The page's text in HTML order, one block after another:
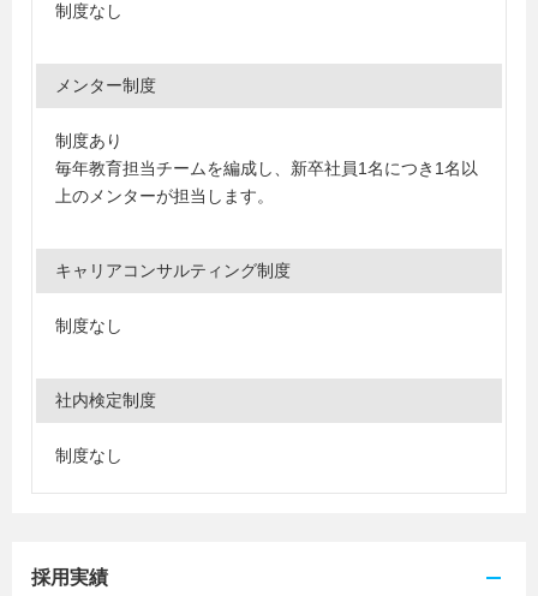
制度なし
メンター制度
制度あり
毎年教育担当チームを編成し、新卒社員1名につき1名以
上のメンターが担当します。
キャリアコンサルティング制度
制度なし
社内検定制度
制度なし
採用実績